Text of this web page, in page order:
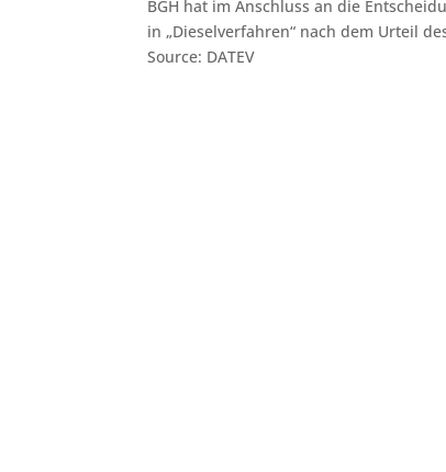
BGH hat im Anschluss an die
in „Dieselverfahren“ nach dem Urteil
Source: DATEV